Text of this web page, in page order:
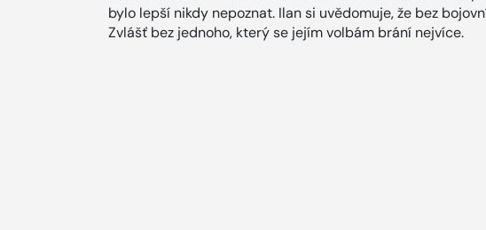
bylo lepší nikdy nepoznat. Ilan si uvědomuje, že bez
Zvlášť bez jednoho, který se jejím volbám brání nejvíce.